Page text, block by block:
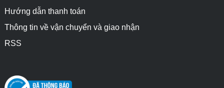
Hướng dẫn thanh toán
Thông tin về vận chuyển và giao nhận
RSS